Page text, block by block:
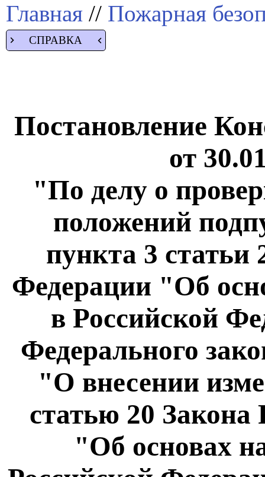
Главная // Пожарная
СПРАВКА
Постановление
от
"По делу о
положений
пункта 3 статьи
Федерации "Об
в Российской
Федерального
"О внесении
статью 20 Закона
"Об основах